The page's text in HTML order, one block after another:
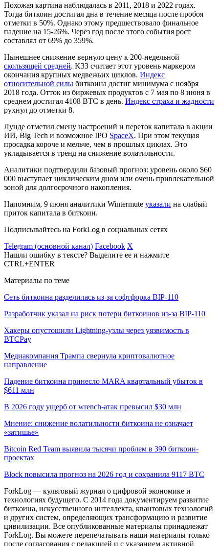
Похожая картина наблюдалась в 2011, 2018 и 2022 годах.
Тогда биткоин достигал дна в течение месяца после пробоя
отметки в 50%. Однако этому предшествовало финальное
падение на 15-26%. Через год после этого события рост
составлял от 69% до 359%.
Нынешнее снижение вернуло цену к 200-недельной
скользящей средней. K33 считает этот уровень маркером
окончания крупных медвежьих циклов. Индекс
относительной силы биткоина достиг минимума с ноября
2018 года. Отток из биржевых продуктов с 7 мая по 8 июня в
среднем достигал 4108 BTC в день. Индекс страха и жадности
рухнул до отметки 8.
Лунде отметил смену настроений и переток капитала в акции
ИИ, Big Tech и возможное IPO SpaceX. При этом текущая
просадка короче и мельче, чем в прошлых циклах. Это
укладывается в тренд на снижение волатильности.
Аналитики подтвердили базовый прогноз: уровень около $60
000 выступает циклическим дном или очень привлекательной
зоной для долгосрочного накопления.
Напомним, 9 июня аналитики Wintermute указали на слабый
приток капитала в биткоин.
Подписывайтесь на ForkLog в социальных сетях
Telegram (основной канал) Facebook X
Нашли ошибку в тексте? Выделите ее и нажмите
CTRL+ENTER
Материалы по теме
Сеть биткоина разделилась из-за софтфорка BIP-110
Разработчик указал на риск потери биткоинов из-за BIP-110
Хакеры опустошили Lightning-узлы через уязвимость в
BTCPay
Медиакомпания Трампа свернула криптовалютное
направление
Падение биткоина принесло MARA квартальный убыток в
$611 млн
В 2026 году ущерб от wrench-атак превысил $30 млн
Мнение: снижение волатильности биткоина не означает
«затишье»
Bitcoin Red Team выявила тысячи проблем в 390 биткоин-
проектах
Block повысила прогноз на 2026 год и сохранила 9117 BTC
ForkLog — культовый журнал о цифровой экономике и
технологиях будущего. С 2014 года документируем развитие
биткоина, искусственного интеллекта, квантовых технологий
и других систем, определяющих трансформацию и развитие
цивилизации. Все опубликованные материалы принадлежат
ForkLog. Вы можете перепечатывать наши материалы только
после согласования с редакцией и с указанием активной